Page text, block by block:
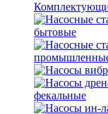
бытовые
фекальные